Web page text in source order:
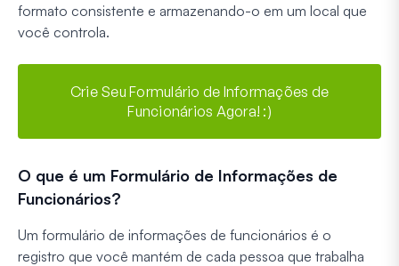
formato consistente e armazenando-o em um local que
você controla.
Crie Seu Formulário de Informações de
Funcionários Agora! :)
O que é um Formulário de Informações de
Funcionários?
Um formulário de informações de funcionários é o
registro que você mantém de cada pessoa que trabalha